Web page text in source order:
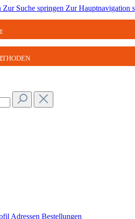
Zur Suche springen Zur Hauptnavigation
Adressen Bestellungen